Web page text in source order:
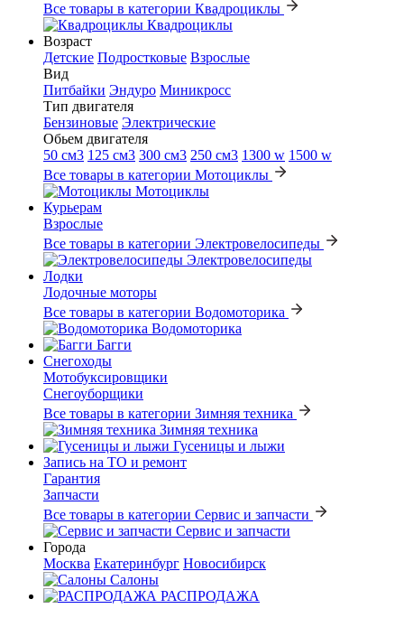
Все товары в категории Квадроциклы
Квадроциклы
Возраст
Детские Подростковые Взрослые
Вид
Питбайки Эндуро Миникросс
Тип двигателя
Бензиновые Электрические
Обьем двигателя
50 см3 125 см3 300 см3 250 см3 1300 w 1500 w
Все товары в категории Мотоциклы
Мотоциклы
Курьерам
Взрослые
Все товары в категории Электровелосипеды
Электровелосипеды
Лодки
Лодочные моторы
Все товары в категории Водомоторика
Водомоторика
Багги
Снегоходы
Мотобуксировщики
Снегоуборщики
Все товары в категории Зимняя техника
Зимняя техника
Гусеницы и лыжи
Запись на ТО и ремонт
Гарантия
Запчасти
Все товары в категории Сервис и запчасти
Сервис и запчасти
Города
Москва Екатеринбург Новосибирск
Салоны
РАСПРОДАЖА